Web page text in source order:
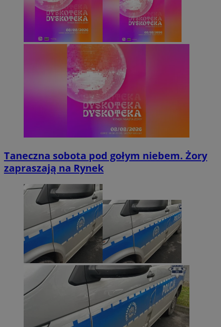
Taneczna sobota pod gołym niebem. Żory
zapraszają na Rynek